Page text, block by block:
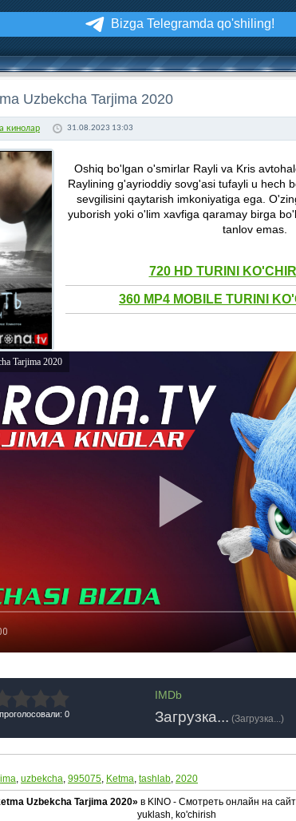
Bizga Telegramda qo'shiling!
Uzbekcha Tarjima 2020
кинолар 31.08.2023 13:03
Oshiq bo'lgan o'smirlar Rayli va Kris
Raylining g'ayrioddiy sovg'asi tufayli u hech
sevgilisini qaytarish imkoniyatiga ega.
yuborish yoki o'lim xavfiga qaramay birga
tanlov emas.
720 HD TURINI
360 MP4 MOBILE TURINI
Tarjima 2020
0
IMDb
Загрузка... (Загрузка...)
uzbekcha 995075 Ketma tashlab 2020
Uzbekcha Tarjima 2020» в KINO - Смотреть онлайн на
yuklash, ko'chirish